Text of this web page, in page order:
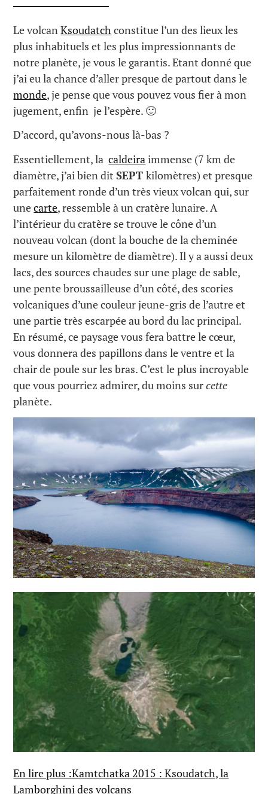
Le volcanKsoudatchconstitue l’un des lieux les
plus inhabituels et les plus impressionnants de
notre planète, je vous le garantis. Etant donné que
j’ai eu la chance d’aller presque de partout dans le
monde, je pense que vous pouvez vous fier à mon
jugement, enfin je l’espère. 🙂
D’accord, qu’avons-nous là-bas ?
Essentiellement, lacaldeiraimmense (7 km de
diamètre, j’ai bien ditSEPTkilomètres) et presque
parfaitement ronde d’un très vieux volcan qui, sur
unecarte, ressemble à un cratère lunaire. A
l’intérieur du cratère se trouve le cône d’un
nouveau volcan (dont la bouche de la cheminée
mesure un kilomètre de diamètre). Il y a aussi deux
lacs, des sources chaudes sur une plage de sable,
une pente broussailleuse d’un côté, des scories
volcaniques d’une couleur jeune-gris de l’autre et
une partie très escarpée au bord du lac principal.
En résumé, ce paysage vous fera battre le cœur,
vous donnera des papillons dans le ventre et la
chair de poule sur les bras. C’est le plus incroyable
que vous pourriez admirer, du moins surcette
planète.
En lire plus :Kamtchatka 2015 : Ksoudatch, la
Lamborghini des volcans